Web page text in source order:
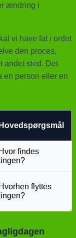
ændring i
vi have fat i ordet
den proces,
andet sted. Det
en person eller en
Hovedspørgsmål
Hvor findes
Hvorhen flyttes